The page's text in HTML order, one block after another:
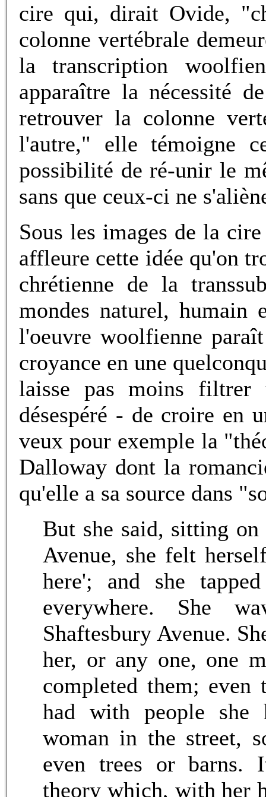
cire qui, dirait Ovide,
colonne vertébrale
la transcription
apparaître la nécessité
retrouver la colonne
l'autre," elle témoigne
possibilité de ré-unir le
sans que ceux-ci ne
Sous les images de la
affleure cette idée qu'on
chrétienne de la
mondes naturel,
l'oeuvre woolfienne
croyance en une
laisse pas moins filtrer
désespéré - de croire en
veux pour exemple la
Dalloway dont la
qu'elle a sa source dans
But she said, sitting
Avenue, she felt
here'; and she
everywhere. She
Shaftesbury Avenue.
her, or any one, one
completed them; even
had with people she
woman in the street,
even trees or barns.
theory which, with her